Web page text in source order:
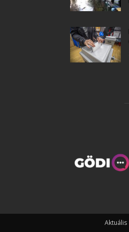
Aktuális